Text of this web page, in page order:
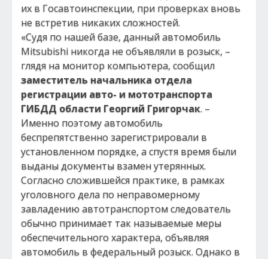
их в Госавтоинспекции, при проверках вновь
не встретив никаких сложностей.
«Судя по нашей базе, данный автомобиль
Mitsubishi никогда не объявляли в розыск, –
глядя на монитор компьютера, сообщил
заместитель начальника отдела
регистрации авто- и мототранспорта
ГИБДД области Георгий Григорчак. –
Именно поэтому автомобиль
беспрепятственно зарегистрировали в
установленном порядке, а спустя время были
выданы документы взамен утерянных.
Согласно сложившейся практике, в рамках
уголовного дела по неправомерному
завладению автотранспортом следователь
обычно принимает так называемые меры
обеспечительного характера, объявляя
автомобиль в федеральный розыск. Однако в